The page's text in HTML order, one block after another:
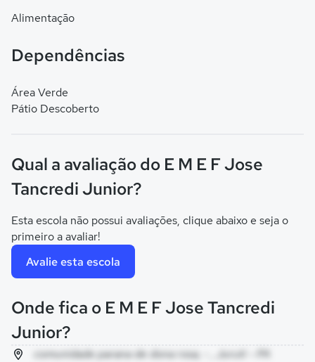
Alimentação
Dependências
Área Verde
Pátio Descoberto
Qual a avaliação do E M E F Jose
Tancredi Junior?
Esta escola não possui avaliações, clique abaixo e seja o
primeiro a avaliar!
Avalie esta escola
Onde fica o E M E F Jose Tancredi
Junior?
comunidade parana de dona rosa, - , Juruti - PA